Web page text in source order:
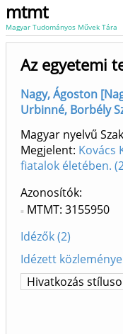
mtmt
Magyar Tudományos Művek Tára
Az egyetemi
Nagy, Ágoston
Urbinné, Borbély
Magyar nyelvű
Megjelent: Kovács
fiatalok életében.
Azonosítók
MTMT: 3155950
Idézők (2)
Idézett
Hivatkozás